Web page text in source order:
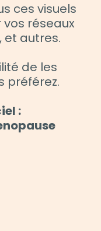
ces visuels
réseaux
et autres.
de les
préférez.
: